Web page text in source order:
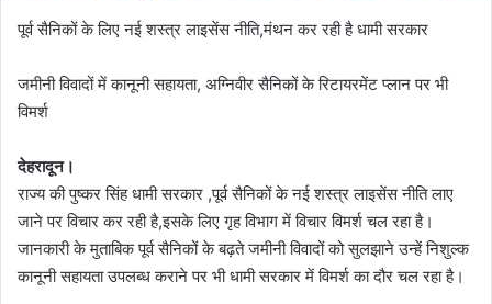
पूर्व सैनिकों के लिए नई शस्त्र लाइसेंस नीति,मंथन कर रही है धामी सरकार
जमीनी विवादों में कानूनी सहायता, अग्निवीर सैनिकों के रिटायरमेंट प्लान पर भी
विमर्श
देहरादून।
राज्य की पुष्कर सिंह धामी सरकार ,पूर्व सैनिकों के नई शस्त्र लाइसेंस नीति लाए
जाने पर विचार कर रही है,इसके लिए गृह विभाग में विचार विमर्श चल रहा है।
जानकारी के मुताबिक पूर्व सैनिकों के बढ़ते जमीनी विवादों को सुलझाने उन्हें निशुल्क
कानूनी सहायता उपलब्ध कराने पर भी धामी सरकार में विमर्श का दौर चल रहा है।